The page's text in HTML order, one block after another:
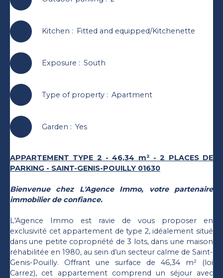
Kitchen : Fitted and equipped/Kitchenette
Exposure : South
Type of property: Apartment
Garden : Yes
APPARTEMENT TYPE 2 - 46,34 m² - 2 PLACES DE
PARKING - SAINT-GENIS-POUILLY 01630
Bienvenue chez L'Agence Immo, votre partenaire
immobilier de confiance.
L'Agence Immo est ravie de vous proposer en
exclusivité cet appartement de type 2, idéalement situé
dans une petite copropriété de 3 lots, dans une maison
réhabilitée en 1980, au sein d’un secteur calme de Saint-
Genis-Pouilly. Offrant une surface de 46,34 m² (loi
Carrez), cet appartement comprend un séjour avec